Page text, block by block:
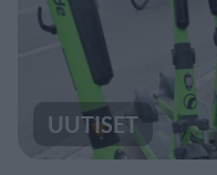
UUTISET